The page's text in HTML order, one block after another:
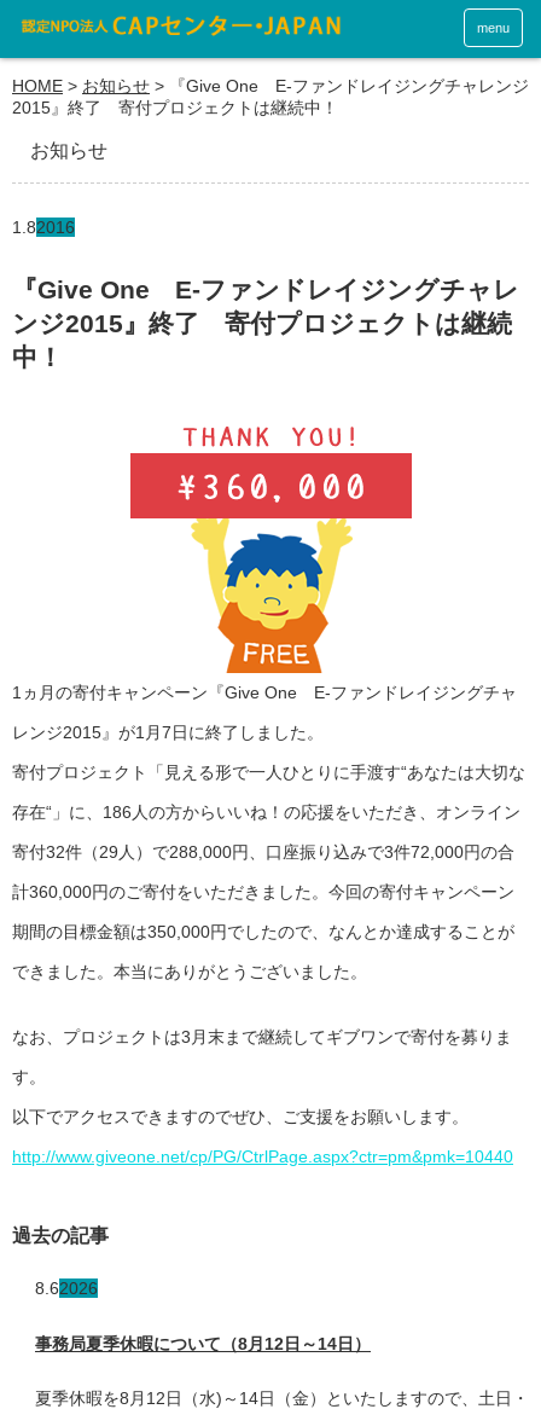
menu
HOME > お知らせ >
『Give One E-ファンドレイジングチャレンジ
2015』終了 寄付プロジェクトは継続中！
お知らせ
1.82016
『Give One E-ファンドレイジングチャレ
ンジ2015』終了 寄付プロジェクトは継続
中！
1ヵ月の寄付キャンペーン『Give One E-ファンドレイジングチャ
レンジ2015』が1月7日に終了しました。
寄付プロジェクト「見える形で一人ひとりに手渡す“あなたは大切な
存在“」に、186人の方からいいね！の応援をいただき、オンライン
寄付32件（29人）で288,000円、口座振り込みで3件72,000円の合
計360,000円のご寄付をいただきました。今回の寄付キャンペーン
期間の目標金額は350,000円でしたので、なんとか達成することが
できました。本当にありがとうございました。
なお、プロジェクトは3月末まで継続してギブワンで寄付を募りま
す。
以下でアクセスできますのでぜひ、ご支援をお願いします。
http://www.giveone.net/cp/PG/CtrlPage.aspx?ctr=pm&pmk=10440
過去の記事
8.62026
事務局夏季休暇について（8月12日～14日）
夏季休暇を8月12日（水)～14日（金）といたしますので、土日・